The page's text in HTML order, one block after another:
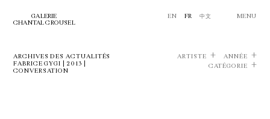
GALERIE
CHANTAL CROUSEL
EN FR 中文 MENU
ARCHIVES DES ACTUALITÉS
FABRICE GYGI | 2013 |
CONVERSATION
ARTISTE
ANNÉE
CATÉGORIE